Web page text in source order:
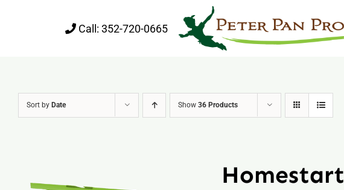
Call: 352-720-0665
Sort by Date Show 36 Products
Homestart